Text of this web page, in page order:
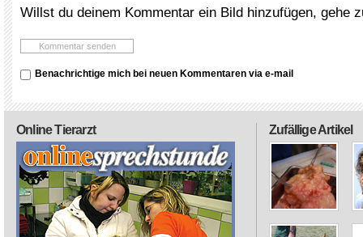
Willst du deinem Kommentar ein Bild hinzufügen, gehe
Benachrichtige mich bei neuen Kommentaren via e-mail
Zufällige Artikel
Online Tierarzt